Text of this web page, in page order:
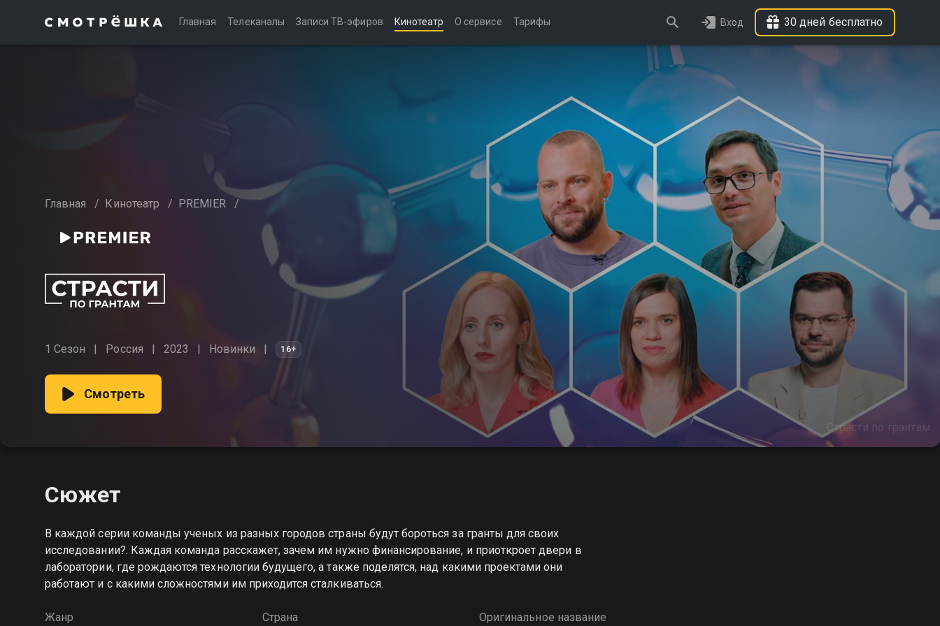
Главная Телеканалы Записи ТВ-эфиров Кинотеатр О сервисе Тарифы Вход 30 дней бесплатно
Главная / Кинотеатр / PREMIER /
1 Сезон Россия 2023 Новинки 16+
Страсти по грантам
Смотреть
Сюжет
В каждой серии команды ученых из разных городов страны будут бороться за гранты для своих
исследовании?. Каждая команда расскажет, зачем им нужно финансирование, и приоткроет двери в
лаборатории, где рождаются технологии будущего, а также поделятся, над какими проектами они
работают и с какими сложностями им приходится сталкиваться.
Жанр Страна Оригинальное название